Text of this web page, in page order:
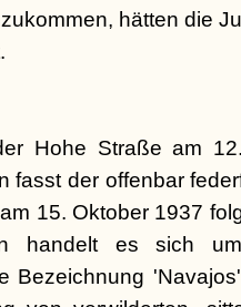
hätten die
Hohe Straße am
fasst der offenbar
15. Oktober 1937
handelt es sich
Bezeichnung